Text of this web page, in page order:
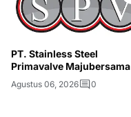
PT. Stainless Steel
Primavalve Majubersama
Agustus 06, 2026 0